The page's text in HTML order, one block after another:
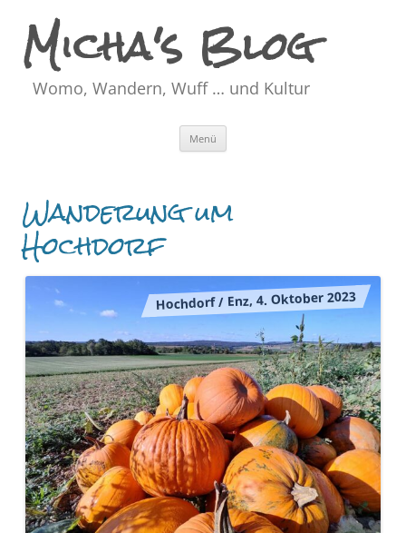
Micha's Blog
Womo, Wandern, Wuff … und Kultur
Menü
Wanderung um
Hochdorf
Hochdorf / Enz, 4. Oktober 2023